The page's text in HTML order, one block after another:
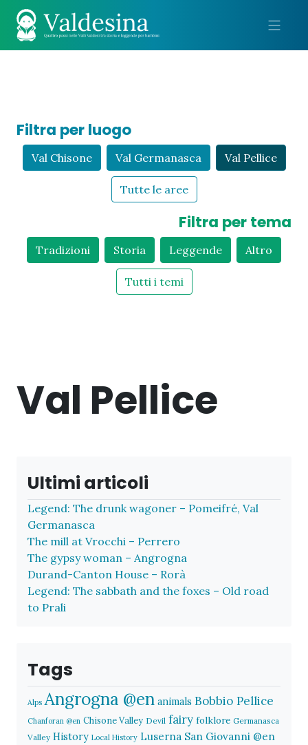
Filtra per luogo
Val Chisone Val Germanasca Val Pellice
Tutte le aree
Filtra per tema
Tradizioni Storia Leggende Altro
Tutti i temi
Val Pellice
Ultimi articoli
Legend: The drunk wagoner – Pomeifré, Val
Germanasca
The mill at Vrocchi – Perrero
The gypsy woman – Angrogna
Durand-Canton House – Rorà
Legend: The sabbath and the foxes – Old road
to Prali
Tags
Alps Angrogna @en animals Bobbio Pellice
Chanforan @en Chisone Valley Devil fairy folklore Germanasca
Valley History Local History Luserna San Giovanni @en